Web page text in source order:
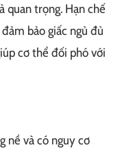
quan trọng. Hạn chế
bảo giấc ngủ đủ
cơ thể đối phó với
nề và có nguy cơ